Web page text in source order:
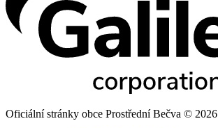
Oficiální stránky obce Prostřední Bečva © 2026